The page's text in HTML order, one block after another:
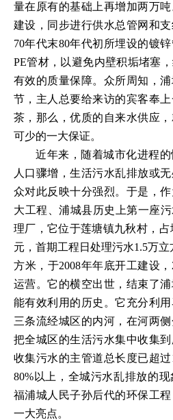
量在原有的基础上再增加两万
建设，同步进行供水总管网和
70年代末80年代初所埋设的镀
PE管材，以避免内壁积垢堵塞
有效的质量保障。众所周知，
节，主人总要给来访的宾客奉
茶，那么，优质的自来水供应
可少的一大保证。
近年来，随着城市化进程
人口骤增，生活污水乱排放或
众对此反映十分强烈。于是，
大工程、浦城县历史上第一座
理厂，它位于莲塘镇九秋村，占
元，首期工程日处理污水1.5万
方米，于2008年年底开工建设
运营。它的横空出世，结束了
能有效利用的历史。它充分利
三条流经城区的内河，在河两
把全城区的生活污水集中收集
收集污水的主管道总长度已超
80%以上，全城污水乱排放的
福浦城人民子孙后代的环保工
一大亮点。